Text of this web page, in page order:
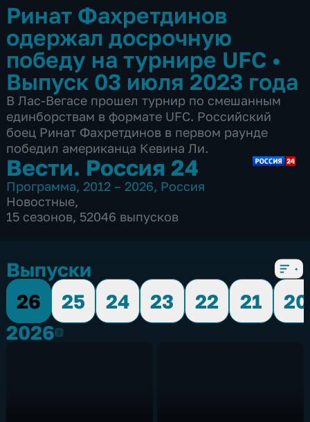
Ринат Фахретдинов
одержал досрочную
победу на турнире UFC •
Выпуск 03 июля 2023 года
В Лас-Вегасе прошел турнир по смешанным
единборствам в формате UFC. Российский
боец Ринат Фахретдинов в первом раунде
победил американца Кевина Ли.
Вести. Россия 24
Программа, 2012 – 2026, Россия
Новостные,
15 сезонов, 52046 выпусков
Выпуски
26
25 24 23 22 21
20
20262026